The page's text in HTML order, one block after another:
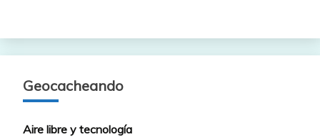
Geocacheando
Aire libre y tecnología